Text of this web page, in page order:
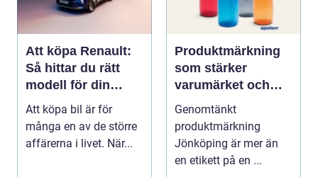
Att köpa Renault:
Så hittar du rätt
modell för din
vardag
Att köpa bil är för
många en av de större
affärerna i livet. När...
Produktmärkning
som stärker
varumärket och
förenklar vardagen
Genomtänkt
produktmärkning
Jönköping är mer än
en etikett på en ...